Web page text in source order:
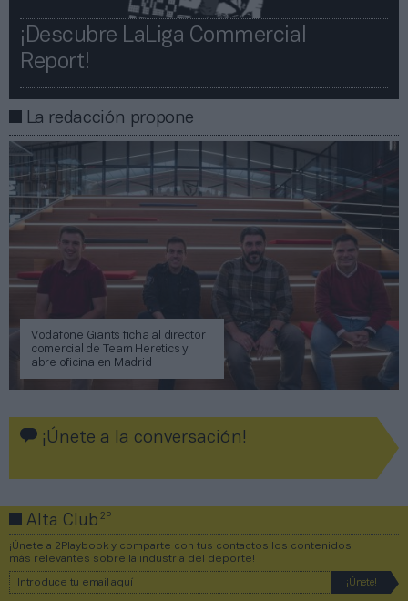
¡Descubre LaLiga Commercial
Report!​​
La redacción propone
Vodafone Giants ficha al director
comercial de Team Heretics y
abre oficina en Madrid
¡Únete a la conversación!
Alta Club2P
¡Únete a 2Playbook y comparte con tus contactos los contenidos
más relevantes sobre la industria del deporte!